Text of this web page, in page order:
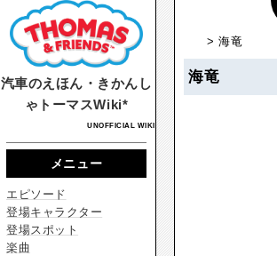
汽車のえほん・きかんし
ゃトーマスWiki*
UNOFFICIAL WIKI
> 海竜
海竜
メニュー
エピソード
登場キャラクター
登場スポット
楽曲